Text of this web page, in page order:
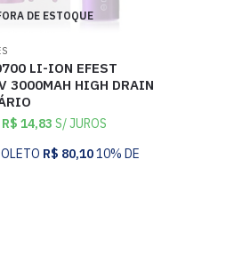
DE ESTOQUE
LI-ION EFEST
3000MAH HIGH DRAIN
R$ 14,83 S/ JUROS
R$ 80,1010% DE